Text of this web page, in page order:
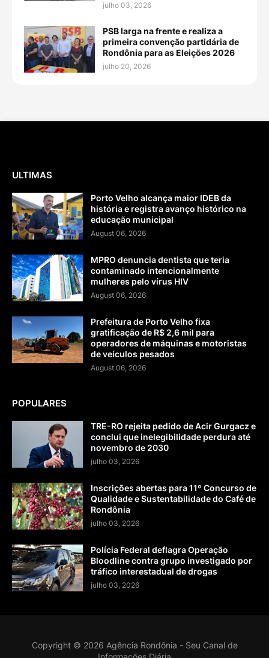
julho 03, 2026
PSB larga na frente e realiza a
primeira convenção partidária de
Rondônia para as Eleições 2026
julho 20, 2026
ULTIMAS
Porto Velho alcança maior IDEB da
história e registra avanço histórico na
educação municipal
August 06, 2026
MPRO denuncia dentista que teria
contaminado intencionalmente
mulheres pelo vírus HIV
August 06, 2026
Prefeitura de Porto Velho fixa
gratificação de R$ 2,6 mil para
operadores de máquinas e motoristas
de veículos pesados
August 06, 2026
POPULARES
TRE-RO rejeita pedido de Acir Gurgacz e
conclui que inelegibilidade perdura até
novembro de 2030
julho 03, 2026
Inscrições abertas para 11º Concurso de
Qualidade e Sustentabilidade do Café de
Rondônia
julho 03, 2026
Polícia Federal deflagra Operação
Bloodline contra grupo investigado por
tráfico interestadual de drogas
julho 03, 2026
Copyright © 2026 Agência Rondônia - Seu Canal de